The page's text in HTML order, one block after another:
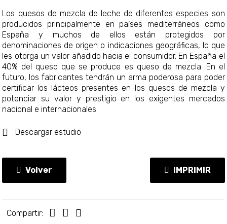
Los quesos de mezcla de leche de diferentes especies son
producidos principalmente en países mediterráneos como
España y muchos de ellos están protegidos por
denominaciones de origen o indicaciones geográficas, lo que
les otorga un valor añadido hacia el consumidor. En España el
40% del queso que se produce es queso de mezcla. En el
futuro, los fabricantes tendrán un arma poderosa para poder
certificar los lácteos presentes en los quesos de mezcla y
potenciar su valor y prestigio en los exigentes mercados
nacional e internacionales.
Descargar estudio
Volver IMPRIMIR
Compartir: